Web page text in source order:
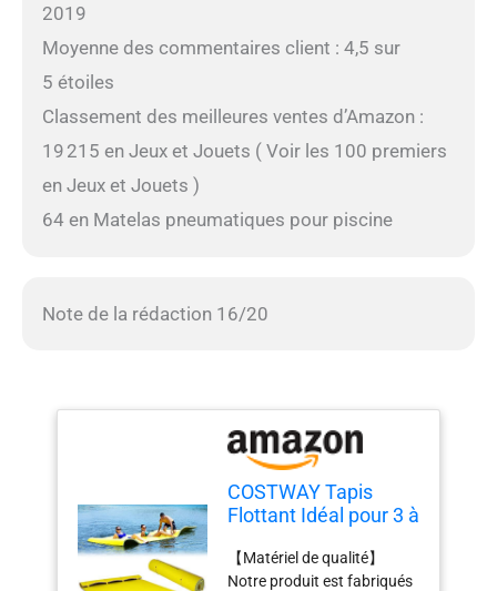
2019
Moyenne des commentaires client : 4,5 sur
5 étoiles
Classement des meilleures ventes d’Amazon :
19 215 en Jeux et Jouets ( Voir les 100 premiers
en Jeux et Jouets )
64 en Matelas pneumatiques pour piscine
Note de la rédaction 16/20
COSTWAY Tapis
Flottant Idéal pour 3 à
Capacité de Charge
de 300 KG Matelas
【Matériel de qualité】
Notre produit est fabriqués